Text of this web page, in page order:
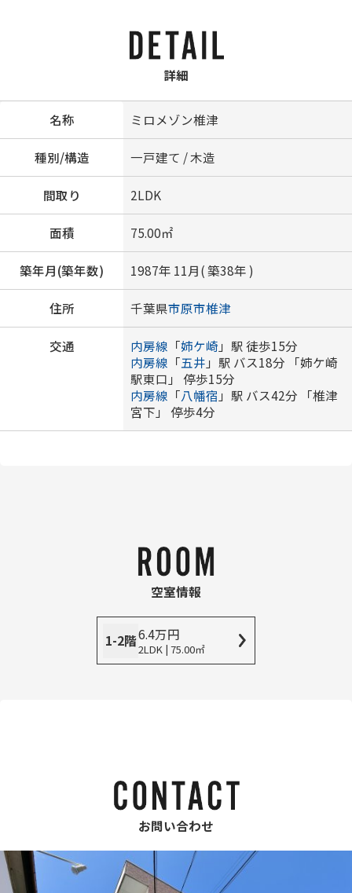
詳細
名称 ミロメゾン椎津
種別/構造 一戸建て / 木造
間取り 2LDK
面積 75.00㎡
築年月(築年数) 1987年 11月( 築38年 )
住所 千葉県市原市椎津
交通 内房線 「姉ケ崎 」駅 徒歩15分
内房線 「五井 」駅 バス18分 「姉ケ崎
駅東口」 停歩15分
内房線 「八幡宿 」駅 バス42分 「椎津
宮下」 停歩4分
空室情報
1-2階6.4万円
2LDK | 75.00㎡
お問い合わせ